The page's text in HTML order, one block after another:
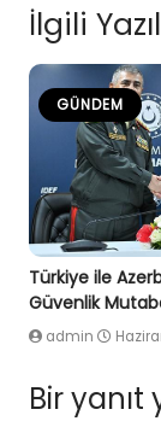
İlgili
GÜNDEM
Türkiye ile
Güvenlik
admin
Bir yanıt